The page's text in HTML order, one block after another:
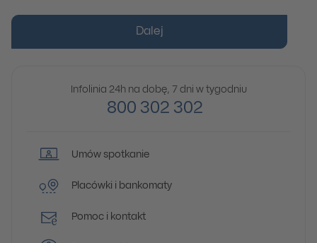
Dalej
Infolinia 24h na dobę, 7 dni w tygodniu
800 302 302
Umów spotkanie
Placówki i bankomaty
Pomoc i kontakt